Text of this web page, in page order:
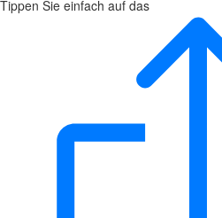
Tippen Sie einfach auf das